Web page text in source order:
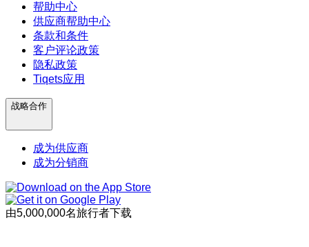
帮助中心
供应商帮助中心
条款和条件
客户评论政策
隐私政策
Tiqets应用
战略合作
成为供应商
成为分销商
由5,000,000名旅行者下载